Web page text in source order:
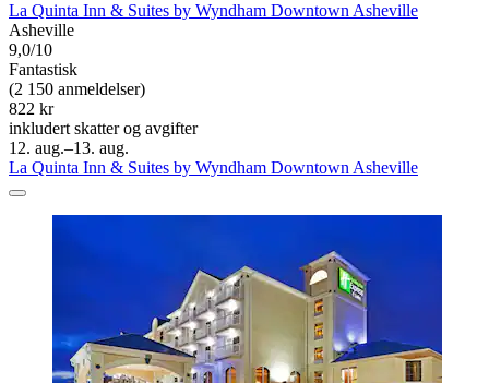
La Quinta Inn & Suites by Wyndham Downtown Asheville
Asheville
9,0/10
Fantastisk
(2 150 anmeldelser)
822 kr
inkludert skatter og avgifter
12. aug.–13. aug.
La Quinta Inn & Suites by Wyndham Downtown Asheville